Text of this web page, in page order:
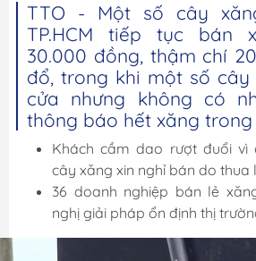
TTO - Một số cây
TP.HCM tiếp tục bán
30.000 đồng, thậm chí
đổ, trong khi một số cây
cửa nhưng không có
thông báo hết xăng trong
Khách cầm dao rượt đuổi vì
cây xăng xin nghỉ bán do thua
36 doanh nghiệp bán lẻ
nghị giải pháp ổn định thị